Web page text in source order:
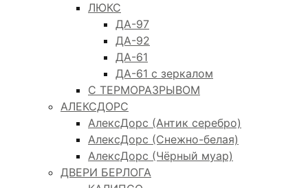
ЛЮКС
ДА-97
ДА-92
ДА-61
ДА-61 с зеркалом
С ТЕРМОРАЗРЫВОМ
АЛЕКСДОРС
АлексДорс (Антик серебро)
АлексДорс (Снежно-белая)
АлексДорс (Чёрный муар)
ДВЕРИ БЕРЛОГА